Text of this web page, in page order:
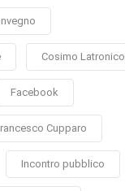
Cosimo Latronico
Facebook
Cupparo
Incontro pubblico